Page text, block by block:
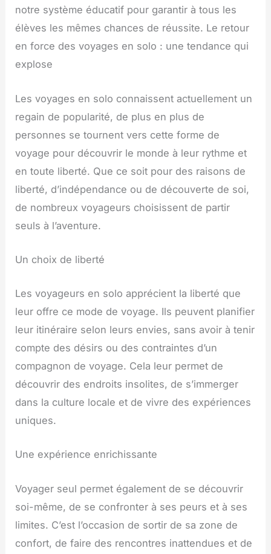
notre système éducatif pour garantir à tous les
élèves les mêmes chances de réussite. Le retour
en force des voyages en solo : une tendance qui
explose
Les voyages en solo connaissent actuellement un
regain de popularité, de plus en plus de
personnes se tournent vers cette forme de
voyage pour découvrir le monde à leur rythme et
en toute liberté. Que ce soit pour des raisons de
liberté, d’indépendance ou de découverte de soi,
de nombreux voyageurs choisissent de partir
seuls à l’aventure.
Un choix de liberté
Les voyageurs en solo apprécient la liberté que
leur offre ce mode de voyage. Ils peuvent planifier
leur itinéraire selon leurs envies, sans avoir à tenir
compte des désirs ou des contraintes d’un
compagnon de voyage. Cela leur permet de
découvrir des endroits insolites, de s’immerger
dans la culture locale et de vivre des expériences
uniques.
Une expérience enrichissante
Voyager seul permet également de se découvrir
soi-même, de se confronter à ses peurs et à ses
limites. C’est l’occasion de sortir de sa zone de
confort, de faire des rencontres inattendues et de